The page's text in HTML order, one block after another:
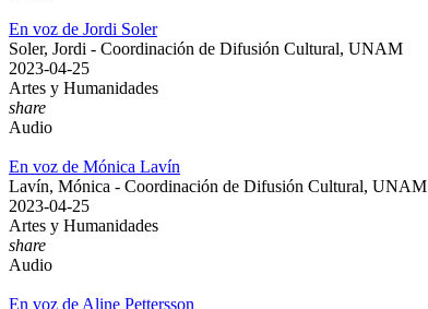
En voz de Jordi Soler
Soler, Jordi - Coordinación de Difusión Cultural, UNAM
2023-04-25
Artes y Humanidades
share
Audio
En voz de Mónica Lavín
Lavín, Mónica - Coordinación de Difusión Cultural, UNAM
2023-04-25
Artes y Humanidades
share
Audio
En voz de Aline Pettersson